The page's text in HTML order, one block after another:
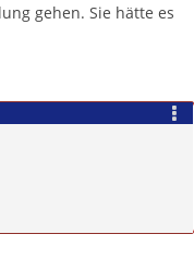
gehen. Sie hätte es